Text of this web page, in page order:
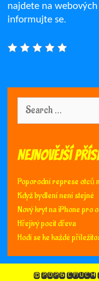
najdete na
informujte se.
for:
Nejnovější
Poporodní represe otců
Když bydlení není stejné
Nový kryt na iPhone pro
Hřejivý pocit dřeva
Hodí se ke každé
© 2026 Cmuch